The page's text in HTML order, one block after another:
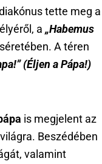
tette meg a
a „Habemus
A téren
(Éljen a Pápa!)
is megjelent az
Beszédében
valamint